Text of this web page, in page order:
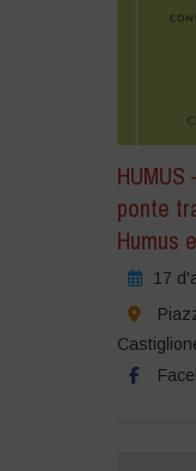
ponte
Humus
17